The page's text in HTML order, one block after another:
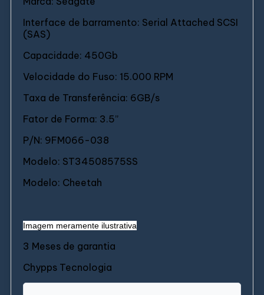
Interface de barramento: Serial Attached SCSI
(SAS)
Capacidade: 450Gb
Velocidade do Fuso: 15.000 RPM
Taxa de Transferência: 6GB/s
Fator de Forma: 3.5”
P/N: 9FM066-038
Modelo: ST34508575SS
Modelo: Cheetah
Imagem meramente ilustrativa
3 Meses de garantia
Chypps Tecnologia